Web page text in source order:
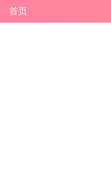
首页